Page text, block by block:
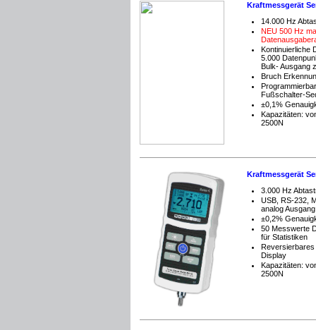
Kraftmessgerät
14.000 Hz
NEU 500 Hz
Kontinuierliche
5.000
Bulk- Ausgang
Bruch
Fußschalter-
±0,1%
Kapazitäten:
2500N
Kraftmessgerät
3.000 Hz
USB, RS-232,
analog Ausgang
±0,2%
50 Messwerte
für Statistiken
Display
Kapazitäten:
2500N